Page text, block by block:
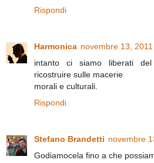
Rispondi
Harmonica novembre 13,
intanto ci siamo liberati
ricostruire sulle macerie
morali e culturali.
Rispondi
Stefano Brandetti novembre
Godiamocela fino a che